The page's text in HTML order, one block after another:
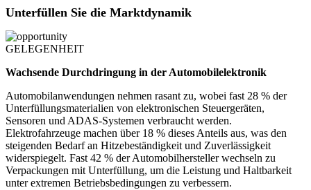
Unterfüllen Sie die Marktdynamik
GELEGENHEIT
Wachsende Durchdringung in der Automobilelektronik
Automobilanwendungen nehmen rasant zu, wobei fast 28 % der
Unterfüllungsmaterialien von elektronischen Steuergeräten,
Sensoren und ADAS-Systemen verbraucht werden.
Elektrofahrzeuge machen über 18 % dieses Anteils aus, was den
steigenden Bedarf an Hitzebeständigkeit und Zuverlässigkeit
widerspiegelt. Fast 42 % der Automobilhersteller wechseln zu
Verpackungen mit Unterfüllung, um die Leistung und Haltbarkeit
unter extremen Betriebsbedingungen zu verbessern.